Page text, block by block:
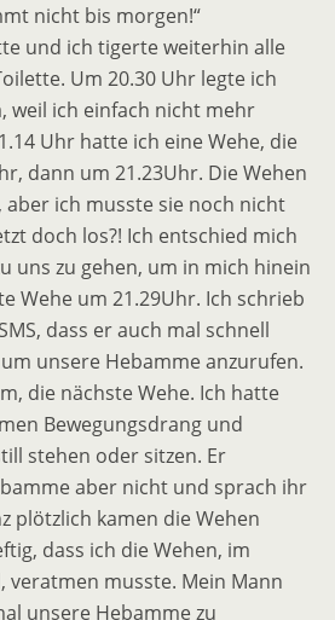
nicht bis morgen!“
und ich tigerte weiterhin alle
Um 20.30 Uhr legte ich
weil ich einfach nicht mehr
Uhr hatte ich eine Wehe, die
dann um 21.23Uhr. Die Wehen
aber ich musste sie noch nicht
doch los?! Ich entschied mich
uns zu gehen, um in mich hinein
Wehe um 21.29Uhr. Ich schrieb
dass er auch mal schnell
unsere Hebamme anzurufen.
die nächste Wehe. Ich hatte
Bewegungsdrang und
stehen oder sitzen. Er
aber nicht und sprach ihr
plötzlich kamen die Wehen
dass ich die Wehen, im
veratmen musste. Mein Mann
unsere Hebamme zu